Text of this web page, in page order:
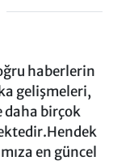
haberlerin
gelişmeleri,
daha birçok
en güncel